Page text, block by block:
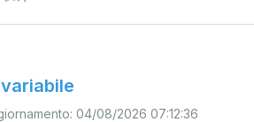
04/08/2026 07:12:36